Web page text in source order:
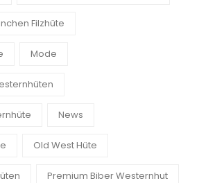
Filzhüte
Mode
News
Old West Hüte
Premium Biber Westernhut